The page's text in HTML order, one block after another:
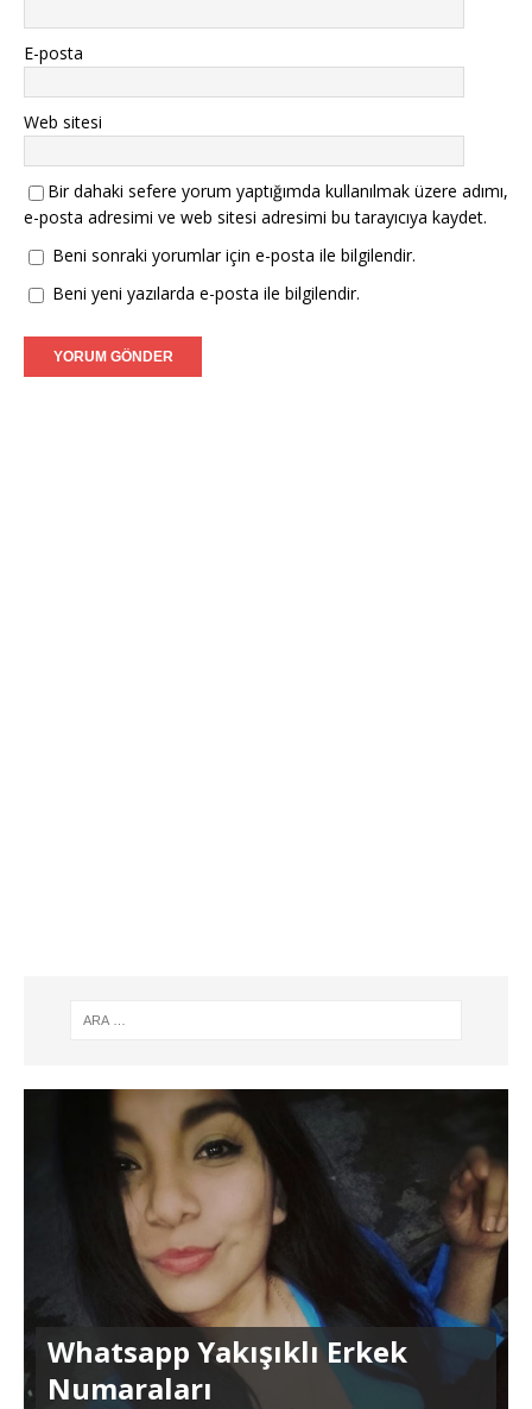
E-posta
Web sitesi
Bir dahaki sefere yorum yaptığımda kullanılmak üzere adımı,
e-posta adresimi ve web sitesi adresimi bu tarayıcıya kaydet.
Beni sonraki yorumlar için e-posta ile bilgilendir.
Beni yeni yazılarda e-posta ile bilgilendir.
Whatsapp Yakışıklı Erkek
Numaraları